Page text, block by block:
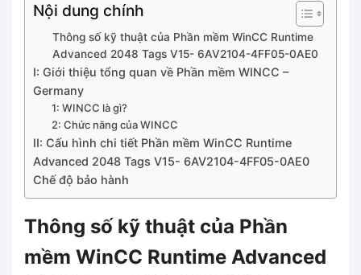
Nội dung chính
Thông số kỹ thuật của Phần mềm WinCC Runtime
Advanced 2048 Tags V15- 6AV2104-4FF05-0AE0
I: Giới thiệu tổng quan về Phần mềm WINCC –
Germany
1: WINCC là gì?
2: Chức năng của WINCC
II: Cấu hình chi tiết Phần mềm WinCC Runtime
Advanced 2048 Tags V15- 6AV2104-4FF05-0AE0
Chế độ bảo hành
Thông số kỹ thuật của Phần
mềm WinCC Runtime Advanced